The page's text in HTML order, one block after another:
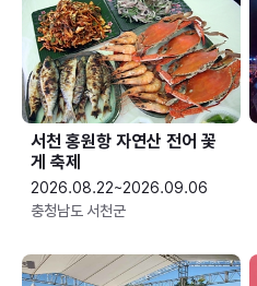
서천 홍원항 자연산 전어 꽃
게 축제
2026.08.22~2026.09.06
충청남도 서천군